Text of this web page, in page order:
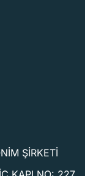
ŞİRKETİ